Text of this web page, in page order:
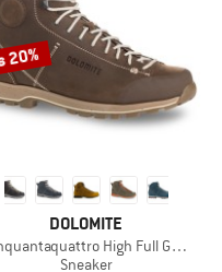
20%
DOLOMITE
High Full Grain
Sneaker